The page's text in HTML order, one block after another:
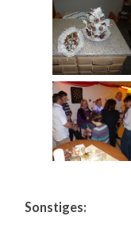
Sonstiges: